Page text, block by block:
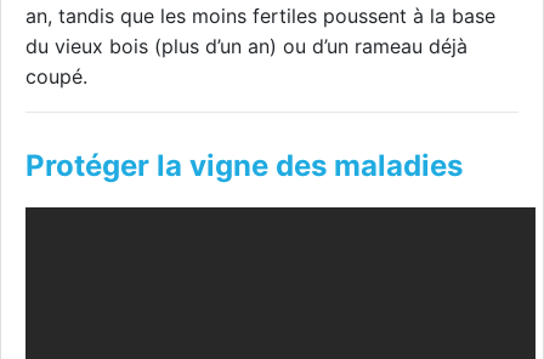
an, tandis que les moins fertiles poussent à la base
du vieux bois (plus d’un an) ou d’un rameau déjà
coupé.
Protéger la vigne des maladies